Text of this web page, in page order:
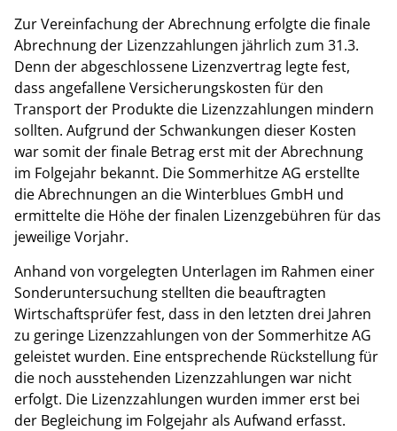
Zur Vereinfachung der Abrechnung erfolgte die finale
Abrechnung der Lizenzzahlungen jährlich zum 31.3.
Denn der abgeschlossene Lizenzvertrag legte fest,
dass angefallene Versicherungskosten für den
Transport der Produkte die Lizenzzahlungen mindern
sollten. Aufgrund der Schwankungen dieser Kosten
war somit der finale Betrag erst mit der Abrechnung
im Folgejahr bekannt. Die Sommerhitze AG erstellte
die Abrechnungen an die Winterblues GmbH und
ermittelte die Höhe der finalen Lizenzgebühren für das
jeweilige Vorjahr.
Anhand von vorgelegten Unterlagen im Rahmen einer
Sonderuntersuchung stellten die beauftragten
Wirtschaftsprüfer fest, dass in den letzten drei Jahren
zu geringe Lizenzzahlungen von der Sommerhitze AG
geleistet wurden. Eine entsprechende Rückstellung für
die noch ausstehenden Lizenzzahlungen war nicht
erfolgt. Die Lizenzzahlungen wurden immer erst bei
der Begleichung im Folgejahr als Aufwand erfasst.